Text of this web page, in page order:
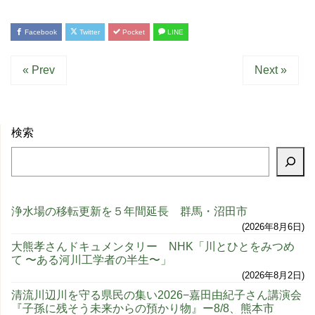
Facebook Twitter Pocket LINE
« Prev Next »
検索
浄水場の移転更新を５年間延長 群馬・沼田市
2026年8月6日
大熊孝さんドキュメンタリー NHK「川とひとをみつめ
て 〜ある河川工学者の半生〜」
2026年8月2日
清流川辺川を守る県民の集い2026−嘉田由紀子さん講演会
『子孫に残そう未来からの預かり物』ー8/8、熊本市